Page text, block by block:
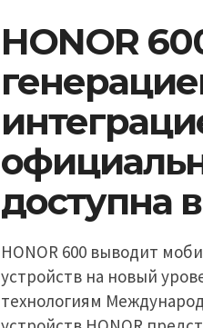
HONOR
доступна
HONOR 600 выводит
устройств на новый
технологиям